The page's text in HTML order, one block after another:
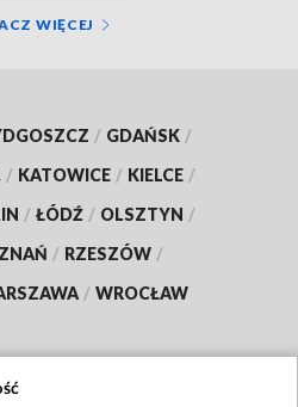
WIĘCEJ
/ GDAŃSK /
/ KATOWICE / KIELCE /
/ ŁÓDŹ / OLSZTYN /
/ RZESZÓW /
/ WROCŁAW